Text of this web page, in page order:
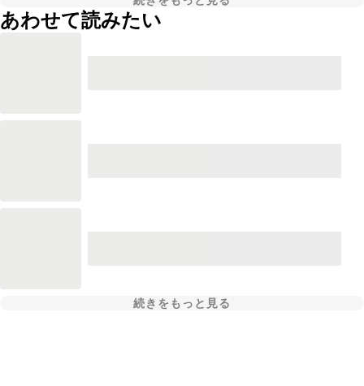
あわせて読みたい
続きをもっと見る